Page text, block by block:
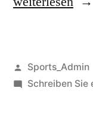
Sports_Admin
Schreiben Sie